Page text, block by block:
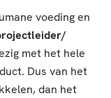
voeding en
met het hele
Dus van het
dan het